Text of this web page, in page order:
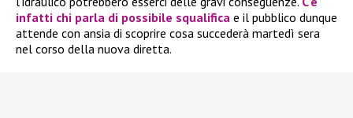
infatti chi parla di possibile squalifica e il pubblico dunque
attende con ansia di scoprire cosa succederà martedì sera
nel corso della nuova diretta.